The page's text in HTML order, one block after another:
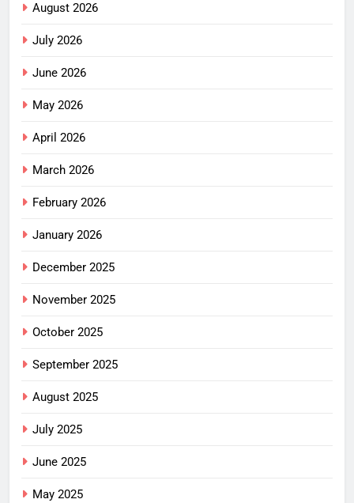
August 2026
July 2026
June 2026
May 2026
April 2026
March 2026
February 2026
January 2026
December 2025
November 2025
October 2025
September 2025
August 2025
July 2025
June 2025
May 2025